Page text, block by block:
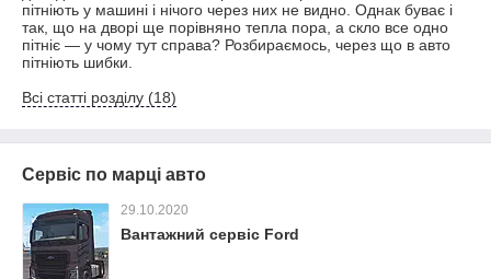
пітніють у машині і нічого через них не видно. Однак буває і
так, що на дворі ще порівняно тепла пора, а скло все одно
пітніє — у чому тут справа? Розбираємось, через що в авто
пітніють шибки.
Всі статті розділу (18)
Сервіс по марці авто
29.10.2020
Вантажний сервіс Ford